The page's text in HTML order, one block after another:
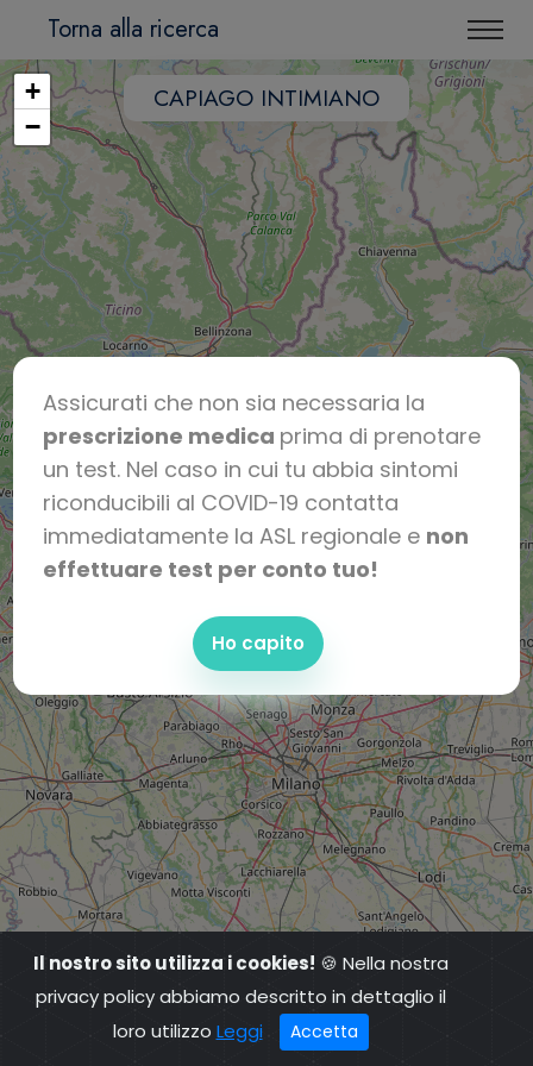
Assicurati che non sia necessaria la
prescrizione medica prima di prenotare
un test. Nel caso in cui tu abbia sintomi
riconducibili al COVID-19 contatta
immediatamente la ASL regionale e non
effettuare test per conto tuo!
Ho capito
Torna alla ricerca
CAPIAGO INTIMIANO
+
−
Il nostro sito utilizza i cookies! 🍪 Nella nostra
privacy policy abbiamo descritto in dettaglio il
loro utilizzo Leggi Accetta